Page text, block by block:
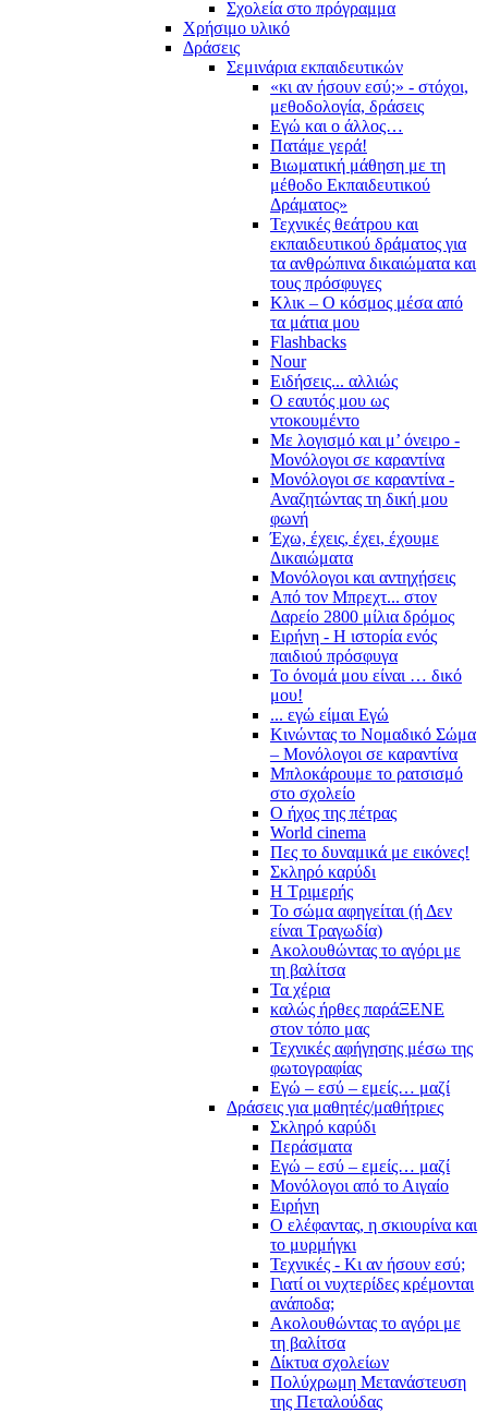
Σχολεία στο πρόγραμμα
Χρήσιμο υλικό
Δράσεις
Σεμινάρια εκπαιδευτικών
«κι αν ήσουν εσύ;» - στόχοι,
μεθοδολογία, δράσεις
Εγώ και ο άλλος…
Πατάμε γερά!
Βιωματική μάθηση με τη
μέθοδο Εκπαιδευτικού
Δράματος»
Τεχνικές θεάτρου και
εκπαιδευτικού δράματος για
τα ανθρώπινα δικαιώματα και
τους πρόσφυγες
Κλικ – Ο κόσμος μέσα από
τα μάτια μου
Flashbacks
Nour
Ειδήσεις... αλλιώς
Ο εαυτός μου ως
ντοκουμέντο
Με λογισμό και μ’ όνειρο -
Μονόλογοι σε καραντίνα
Μονόλογοι σε καραντίνα -
Αναζητώντας τη δική μου
φωνή
Έχω, έχεις, έχει, έχουμε
Δικαιώματα
Μονόλογοι και αντηχήσεις
Από τον Μπρεχτ... στον
Δαρείο 2800 μίλια δρόμος
Ειρήνη - Η ιστορία ενός
παιδιού πρόσφυγα
Το όνομά μου είναι … δικό
μου!
... εγώ είμαι Εγώ
Κινώντας το Νομαδικό Σώμα
– Μονόλογοι σε καραντίνα
Μπλοκάρουμε το ρατσισμό
στο σχολείο
Ο ήχος της πέτρας
World cinema
Πες το δυναμικά με εικόνες!
Σκληρό καρύδι
Η Τριμερής
Το σώμα αφηγείται (ή Δεν
είναι Τραγωδία)
Ακολουθώντας το αγόρι με
τη βαλίτσα
Τα χέρια
καλώς ήρθες παράΞΕΝΕ
στον τόπο μας
Τεχνικές αφήγησης μέσω της
φωτογραφίας
Εγώ – εσύ – εμείς… μαζί
Δράσεις για μαθητές/μαθήτριες
Σκληρό καρύδι
Περάσματα
Εγώ – εσύ – εμείς… μαζί
Μονόλογοι από το Αιγαίο
Ειρήνη
Ο ελέφαντας, η σκιουρίνα και
το μυρμήγκι
Τεχνικές - Κι αν ήσουν εσύ;
Γιατί οι νυχτερίδες κρέμονται
ανάποδα;
Ακολουθώντας το αγόρι με
τη βαλίτσα
Δίκτυα σχολείων
Πολύχρωμη Μετανάστευση
της Πεταλούδας